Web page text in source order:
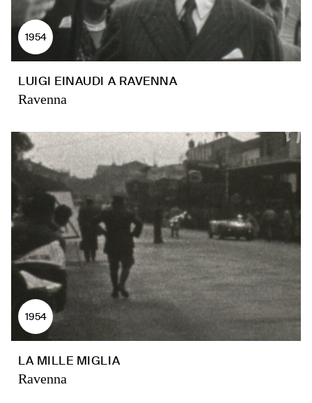
1954
LUIGI EINAUDI A RAVENNA
Ravenna
1954
LA MILLE MIGLIA
Ravenna